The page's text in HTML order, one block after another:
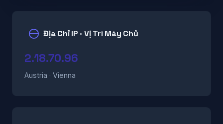
Địa Chỉ IP · Vị Trí Máy Chủ
2.18.70.96
Austria · Vienna